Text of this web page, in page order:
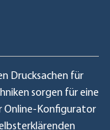
Drucksachen für
sorgen für eine
Online-Konfigurator